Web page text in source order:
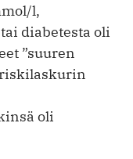
l,
diabetesta oli
”suuren
riskilaskurin
oli